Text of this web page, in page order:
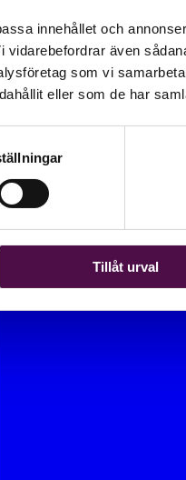
innehållet och
även
som vi
eller som de har
Tillåt urval